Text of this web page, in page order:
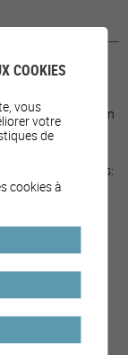
et promotion
différents modèles:
permettre aux
COOKIES
vous
votre
de
cookies à